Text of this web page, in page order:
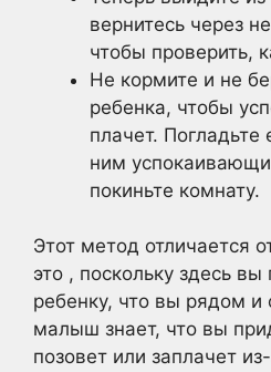
вернитесь через
чтобы проверить,
Не кормите и не
ребенка, чтобы
плачет. Погладьте
ним
покиньте комнату.
Этот метод отличается
это , поскольку здесь
ребенку, что вы рядом
малыш знает, что вы
позовет или заплачет